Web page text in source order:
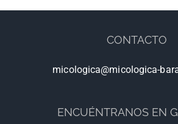
CONTACTO
micologica@micologica-
ENCUÉNTRANOS EN